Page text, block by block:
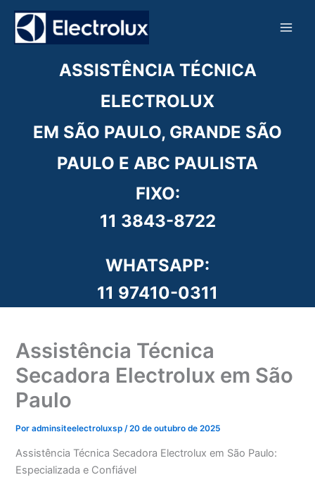
para
ASSISTÊNCIA TÉCNICA
ELECTROLUX
EM SÃO PAULO, GRANDE SÃO
PAULO E ABC PAULISTA
FIXO:
11 3843-8722
WHATSAPP:
11 97410-0311
Assistência Técnica
Secadora Electrolux em São
Paulo
Poradminsiteelectroluxsp/20 de outubro de 2025
Assistência Técnica Secadora Electrolux em São Paulo:
Especializada e Confiável